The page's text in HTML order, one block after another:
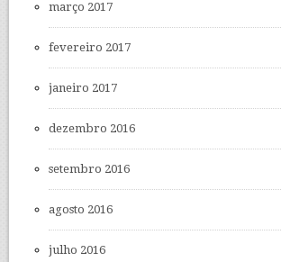
março 2017
fevereiro 2017
janeiro 2017
dezembro 2016
setembro 2016
agosto 2016
julho 2016